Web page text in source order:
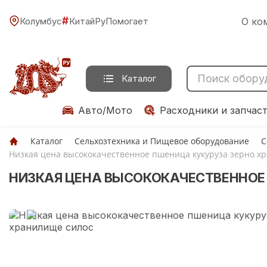
Колумбус#КитайРуПомогает О
Каталог
Авто/Мото Расходники и
Каталог Сельхозтехника и Пищевое оборудование
Низкая цена высококачественное пшеница кукуруза зерно
НИЗКАЯ ЦЕНА